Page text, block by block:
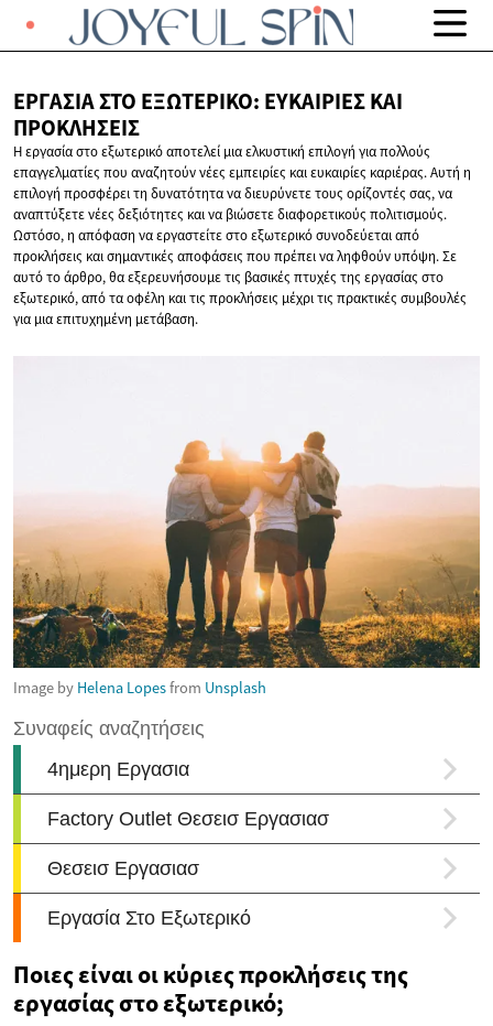
ΕΡΓΑΣΊΑ ΣΤΟ ΕΞΩΤΕΡΙΚΌ: ΕΥΚΑΙΡΊΕΣΚΑΙ
ΠΡΟΚΛΉΣΕΙΣ
Η εργασία στο εξωτερικό αποτελεί μια ελκυστική επιλογή για πολλούς
επαγγελματίες που αναζητούν νέες εμπειρίες και ευκαιρίες καριέρας. Αυτή η
επιλογή προσφέρει τη δυνατότητα να διευρύνετε τους ορίζοντές σας, να
αναπτύξετε νέες δεξιότητες και να βιώσετε διαφορετικούς πολιτισμούς.
Ωστόσο, η απόφαση να εργαστείτε στο εξωτερικό συνοδεύεται από
προκλήσεις και σημαντικές αποφάσεις που πρέπει να ληφθούν υπόψη. Σε
αυτό το άρθρο, θα εξερευνήσουμε τις βασικές πτυχές της εργασίας στο
εξωτερικό, από τα οφέλη και τις προκλήσεις μέχρι τις πρακτικές συμβουλές
για μια επιτυχημένη μετάβαση.
Image by Helena Lopesfrom Unsplash
Ποιες είναι οι κύριες προκλήσεις της
εργασίας στο εξωτερικό;